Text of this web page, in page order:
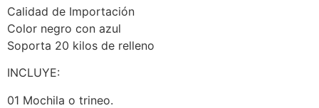
Calidad de Importación
Color negro con azul
Soporta 20 kilos de relleno
INCLUYE:
01 Mochila o trineo.